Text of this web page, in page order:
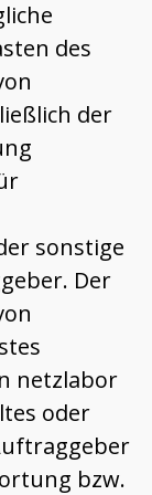
des
der
sonstige
Der
netzlabor
oder
bzw.